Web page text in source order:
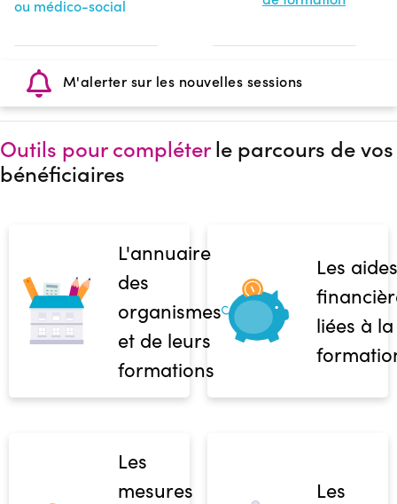
ou médico-social
M'alerter sur les nouvelles sessions
Outils pour compléterle parcours de vos
bénéficiaires
L'annuaire
des
organismes
et de leurs
formations
Les aides
liées à la
Les
mesures
Les